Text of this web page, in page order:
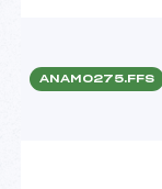
ANAM0275.FFS